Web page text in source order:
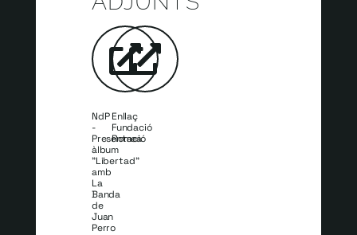
NdP
-
Presentació
àlbum
"Libertad"
amb
La
Banda
de
Juan
Perro
Enllaç
Fundació
Romea